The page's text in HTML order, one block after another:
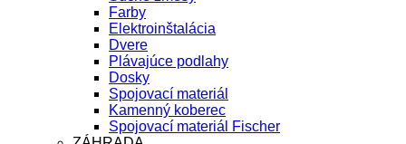
Farby
Elektroinštalácia
Dvere
Plávajúce podlahy
Dosky
Spojovací materiál
Kamenný koberec
Spojovací materiál Fischer